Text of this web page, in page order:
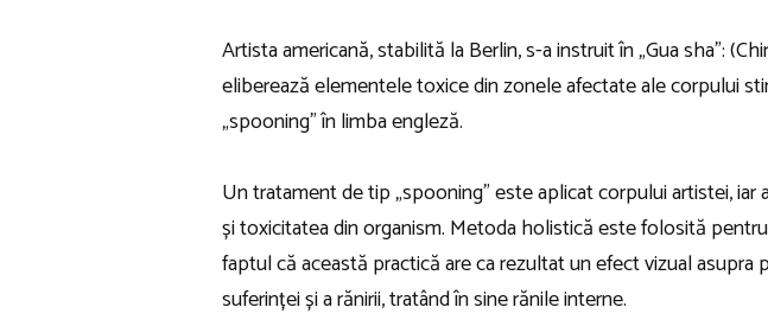
Artista americană, stabilită la Berlin, s-a instruit în „Gua sha”:
eliberează elementele toxice din zonele afectate ale corpului
„spooning” în limba engleză.
Un tratament de tip „spooning” este aplicat corpului artistei,
și toxicitatea din organism. Metoda holistică este folosită
faptul că această practică are ca rezultat un efect vizual
suferinței și a rănirii, tratând în sine rănile interne.